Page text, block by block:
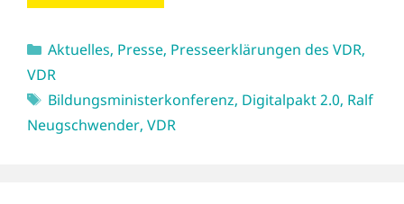
Kategorien
Aktuelles, Presse, Presseerklärungen des VDR,
VDR
Schlagwörter
Bildungsministerkonferenz, Digitalpakt 2.0, Ralf
Neugschwender, VDR